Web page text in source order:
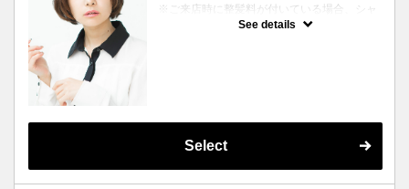
※ご来店時に整髪料が付いている場合、シャ
ンプーを追加していただく場合がございま
す。（＋1000円）
See details
Select